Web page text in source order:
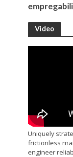
Video
Uniquely
frictionless
engineer